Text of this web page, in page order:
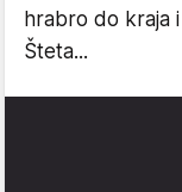
hrabro do kraja
Šteta...